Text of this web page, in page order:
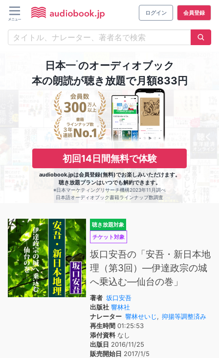
ログイン 会員登録
日本一※のオーディオブック
本の朗読が聴き放題で月額833円
初回14日間無料で体験
audiobook.jpは会員登録(無料)でお楽しみいただけます。
聴き放題プランはいつでも解約できます。
※日本マーケティングリサーチ機構2023年11月調べ
日本語オーディオブック書籍ラインナップ数調査
聴き放題対象
チケット対象
坂口安吾の「安吾・新日本地
理（第3回）―伊達政宗の城
へ乗込む―仙台の巻」
著者 坂口安吾
出版社 響林社
ナレーター 響林せいじ, 抑揚等調整済み
再生時間 01:25:53
添付資料なし
出版日 2016/11/25
販売開始日 2017/1/5